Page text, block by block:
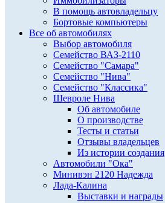
В помощь автовладельцу
Бортовые компьютеры
Все об автомобилях
Выбор автомобиля
Семейство ВАЗ-2110
Семейство "Самара"
Семейство "Нива"
Семейство "Классика"
Шевроле Нива
Об автомобиле
О производстве
Тесты и статьи
Отзывы владельцев
Из истории создания
Автомобили "Ока"
Минивэн 2120 Надежда
Лада-Калина
Выставки и награды